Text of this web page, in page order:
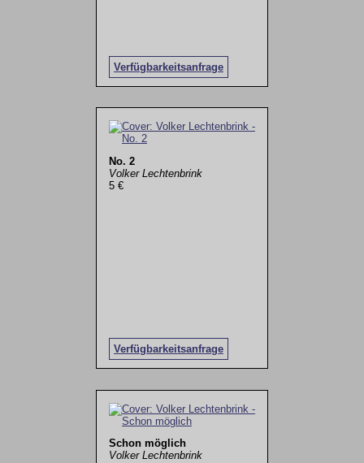
Verfügbarkeitsanfrage
No. 2
Volker Lechtenbrink
5 €
Verfügbarkeitsanfrage
Schon möglich
Volker Lechtenbrink